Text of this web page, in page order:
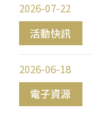
活動快訊
2026-07-22
電子資源
2026-06-18